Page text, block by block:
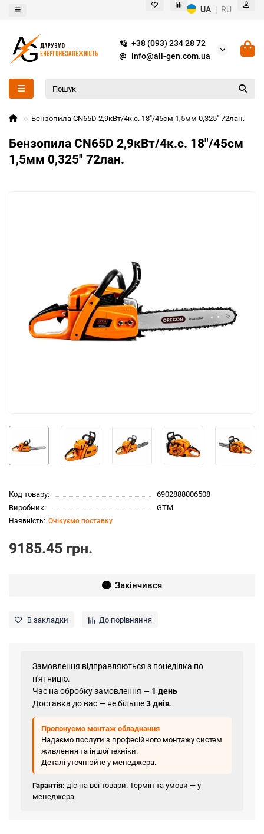
UA | RU
+38 (093) 234 28 72
info@all-gen.com.ua
Бензопила CN65D 2,9кВт/4к.с. 18"/45см 1,5мм 0,325" 72лан.
Бензопила CN65D 2,9кВт/4к.с. 18"/45см
1,5мм 0,325" 72лан.
Код товару:
6902888006508
Виробник:
GTM
Очікуємо поставку
9185.45 грн.
Закінчився
В закладки До порівняння
Замовлення відправляються з понеділка по
п'ятницю.
Час на обробку замовлення — 1 день
Доставка до вас — не більше3 днів.
Пропонуємо монтаж обладнання
Надаємо послуги з професійного монтажу систем
живлення та іншої техніки.
Деталі уточнюйте у менеджера.
Гарантія: діє на всі товари. Термін та умови — у
менеджера.